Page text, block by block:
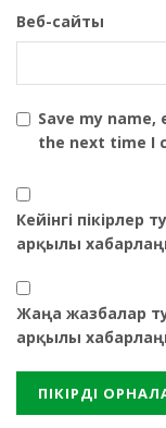
Веб-сайты
Save my
the next time I
Кейінгі
арқылы
Жаңа жазбалар
арқылы